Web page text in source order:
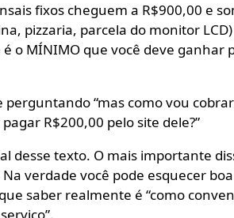
fixos cheguem a R$900,00 e
pizzaria, parcela do monitor
o MÍNIMO que você deve ganhar
“mas como vou
R$200,00 pelo site dele?”
desse texto. O mais importante
verdade você pode esquecer
saber realmente é “como